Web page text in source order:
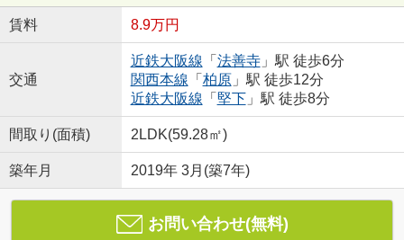
賃料 8.9万円
交通
近鉄大阪線 「 法善寺」駅 徒歩6分
関西本線 「 柏原」駅 徒歩12分
近鉄大阪線 「 堅下」駅 徒歩8分
間取り(面積) 2LDK(59.28㎡)
築年月 2019年 3月(築7年)
お問い合わせ(無料)